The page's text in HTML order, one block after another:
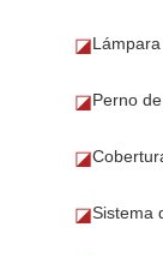
◪
◪Perno
◪
◪Sistema